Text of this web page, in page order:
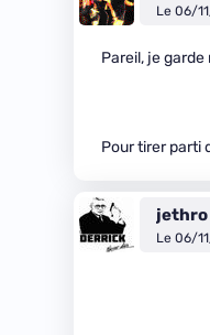
Le 06/
Pareil, je
Pour tirer parti
jethro
Le 06/